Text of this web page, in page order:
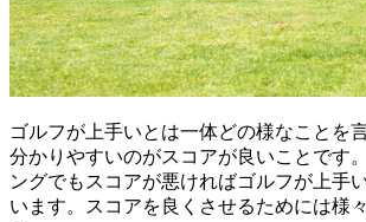
ゴルフが上手いとは一体どの様なことを
分かりやすいのがスコアが良いことです
ングでもスコアが悪ければゴルフが上手
います。スコアを良くさせるためには様